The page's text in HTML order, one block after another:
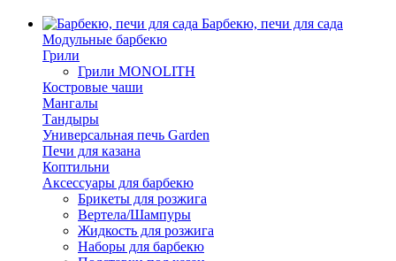
Барбекю, печи для сада
Модульные барбекю
Грили
Грили MONOLITH
Костровые чаши
Мангалы
Тандыры
Универсальная печь Garden
Печи для казана
Коптильни
Аксессуары для барбекю
Брикеты для розжига
Вертела/Шампуры
Жидкость для розжига
Наборы для барбекю